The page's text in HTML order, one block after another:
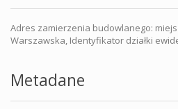
Adres zamierzenia budowlanego:
Warszawska, Identyfikator działki
Metadane